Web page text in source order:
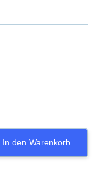
In den Warenkorb